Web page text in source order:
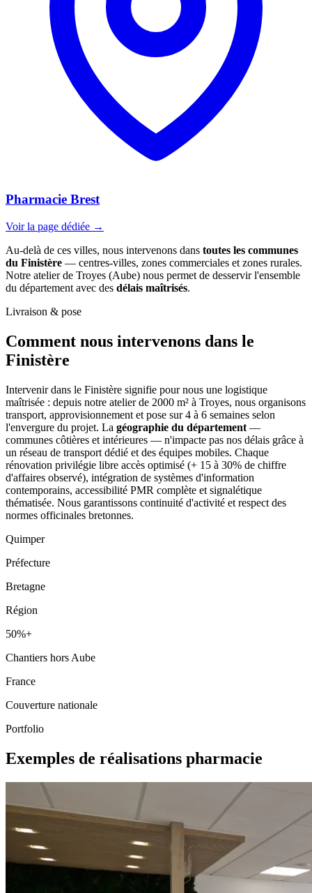
Pharmacie Brest
Voir la page dédiée →
Au-delà de ces villes, nous intervenons dans toutes les communes
du Finistère — centres-villes, zones commerciales et zones rurales.
Notre atelier de Troyes (Aube) nous permet de desservir l'ensemble
du département avec des délais maîtrisés.
Livraison & pose
Comment nous intervenons dans le
Finistère
Intervenir dans le Finistère signifie pour nous une logistique
maîtrisée : depuis notre atelier de 2000 m² à Troyes, nous organisons
transport, approvisionnement et pose sur 4 à 6 semaines selon
l'envergure du projet. La géographie du département —
communes côtières et intérieures — n'impacte pas nos délais grâce à
un réseau de transport dédié et des équipes mobiles. Chaque
rénovation privilégie libre accès optimisé (+ 15 à 30% de chiffre
d'affaires observé), intégration de systèmes d'information
contemporains, accessibilité PMR complète et signalétique
thématisée. Nous garantissons continuité d'activité et respect des
normes officinales bretonnes.
Quimper
Préfecture
Bretagne
Région
50%+
Chantiers hors Aube
France
Couverture nationale
Portfolio
Exemples de réalisations pharmacie